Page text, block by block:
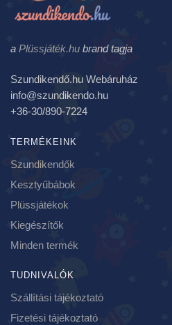
a Plüssjáték.hu brand tagja
Szundikendő.hu Webáruház
info@szundikendo.hu
+36-30/890-7224
TERMÉKEINK
Szundikendők
Kesztyűbábok
Plüssjátékok
Kiegészítők
Minden termék
TUDNIVALÓK
Szállítási tájékoztató
Fizetési tájékoztató